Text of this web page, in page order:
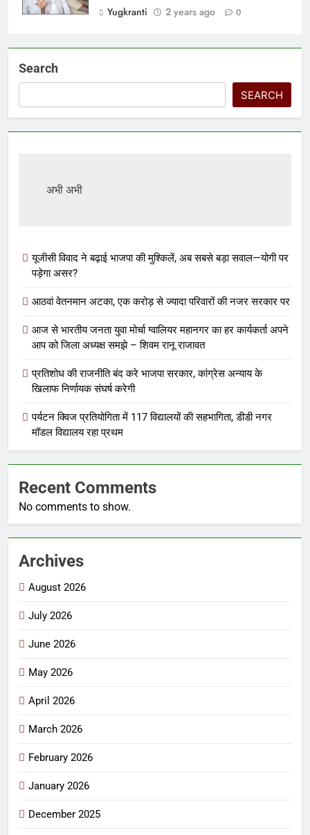
Yugkranti 2 years ago 0
Search
SEARCH
अभी अभी
यूजीसी विवाद ने बढ़ाई भाजपा की मुश्किलें, अब सबसे बड़ा सवाल—योगी पर
पड़ेगा असर?
आठवां वेतनमान अटका, एक करोड़ से ज्यादा परिवारों की नजर सरकार पर
आज से भारतीय जनता युवा मोर्चा ग्वालियर महानगर का हर कार्यकर्ता अपने
आप को जिला अध्यक्ष समझे – शिवम रानू राजावत
प्रतिशोध की राजनीति बंद करे भाजपा सरकार, कांग्रेस अन्याय के
खिलाफ निर्णायक संघर्ष करेगी
पर्यटन क्विज प्रतियोगिता में 117 विद्यालयों की सहभागिता, डीडी नगर
मॉडल विद्यालय रहा प्रथम
Recent Comments
No comments to show.
Archives
August 2026
July 2026
June 2026
May 2026
April 2026
March 2026
February 2026
January 2026
December 2025